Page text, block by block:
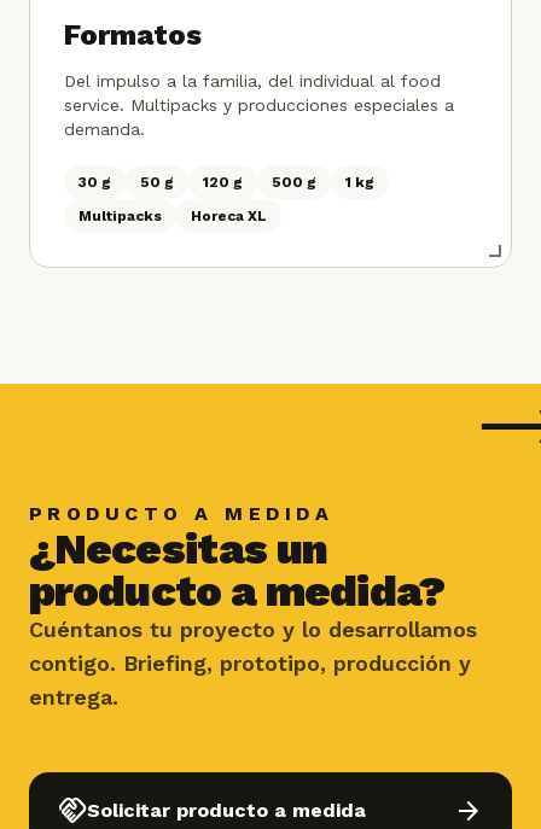
Formatos
Del impulso a la familia, del individual al food
service. Multipacks y producciones especiales a
demanda.
30 g 50 g 120 g 500 g
1 kg
Multipacks
Horeca XL
PRODUCTO A MEDIDA
¿Necesitas un
producto a medida?
Cuéntanos tu proyecto y lo desarrollamos
contigo. Briefing, prototipo, producción y
entrega.
handshakeSolicitar producto a medida arrow_forward